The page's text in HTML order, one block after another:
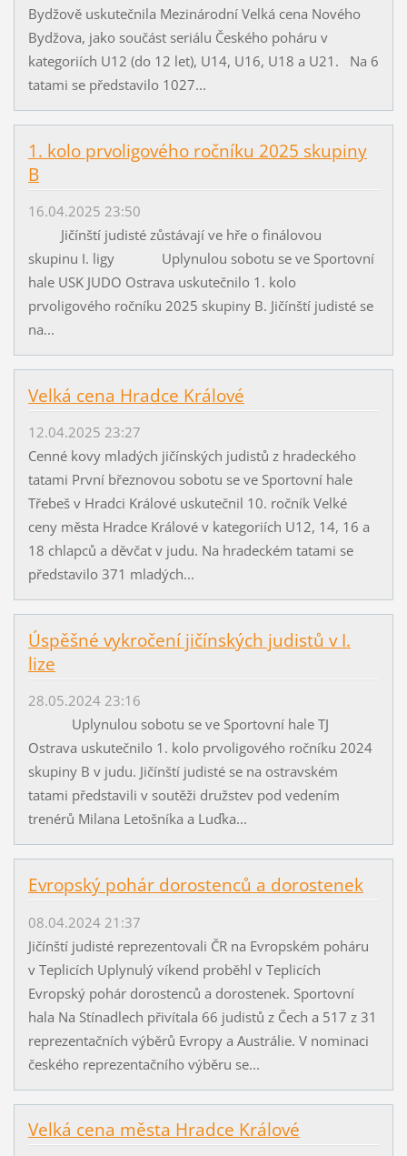
Bydžově uskutečnila Mezinárodní Velká cena Nového
Bydžova, jako součást seriálu Českého poháru v
kategoriích U12 (do 12 let), U14, U16, U18 a U21. Na 6
tatami se představilo 1027...
1. kolo prvoligového ročníku 2025 skupiny
B
16.04.2025 23:50
Jičínští judisté zůstávají ve hře o finálovou
skupinu I. ligy Uplynulou sobotu se ve Sportovní
hale USK JUDO Ostrava uskutečnilo 1. kolo
prvoligového ročníku 2025 skupiny B. Jičínští judisté se
na...
Velká cena Hradce Králové
12.04.2025 23:27
Cenné kovy mladých jičínských judistů z hradeckého
tatami První březnovou sobotu se ve Sportovní hale
Třebeš v Hradci Králové uskutečnil 10. ročník Velké
ceny města Hradce Králové v kategoriích U12, 14, 16 a
18 chlapců a děvčat v judu. Na hradeckém tatami se
představilo 371 mladých...
Úspěšné vykročení jičínských judistů v I.
lize
28.05.2024 23:16
Uplynulou sobotu se ve Sportovní hale TJ
Ostrava uskutečnilo 1. kolo prvoligového ročníku 2024
skupiny B v judu. Jičínští judisté se na ostravském
tatami představili v soutěži družstev pod vedením
trenérů Milana Letošníka a Luďka...
Evropský pohár dorostenců a dorostenek
08.04.2024 21:37
Jičínští judisté reprezentovali ČR na Evropském poháru
v Teplicích Uplynulý víkend proběhl v Teplicích
Evropský pohár dorostenců a dorostenek. Sportovní
hala Na Stínadlech přivítala 66 judistů z Čech a 517 z 31
reprezentačních výběrů Evropy a Austrálie. V nominaci
českého reprezentačního výběru se...
Velká cena města Hradce Králové